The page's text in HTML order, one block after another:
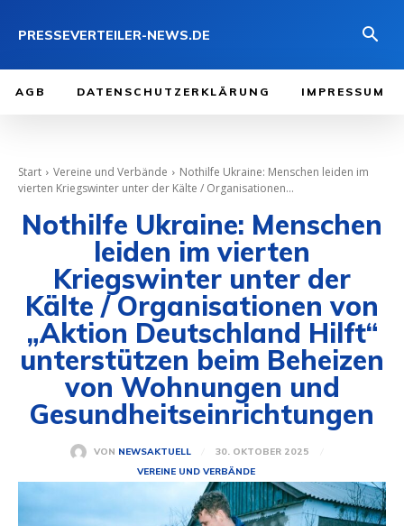
PRESSEVERTEILER-NEWS.DE
AGB DATENSCHUTZERKLÄRUNG IMPRESSUM
Start Vereine und Verbände
Nothilfe Ukraine: Menschen leiden im
vierten Kriegswinter unter der Kälte / Organisationen...
Nothilfe Ukraine: Menschen
leiden im vierten
Kriegswinter unter der
Kälte / Organisationen von
„Aktion Deutschland Hilft“
unterstützen beim Beheizen
von Wohnungen und
Gesundheitseinrichtungen
VON NEWSAKTUELL
30. OKTOBER 2025
VEREINE UND VERBÄNDE